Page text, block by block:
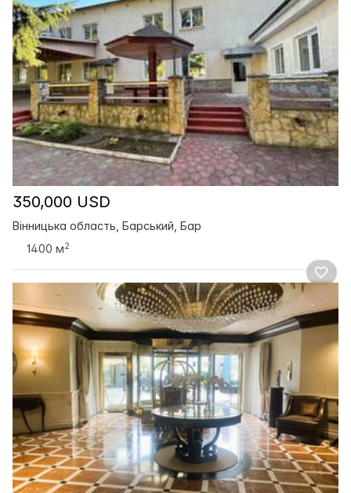
350,000 USD
Вінницька область, Барський, Бар
1400 м2